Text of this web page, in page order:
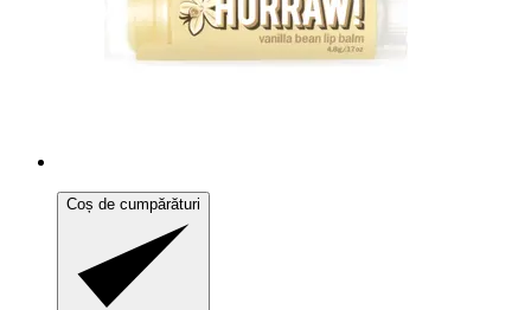
Coș de cumpărături